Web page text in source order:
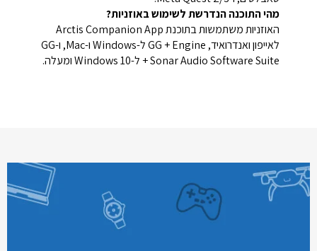
מהי התוכנה הנדרשת לשימוש באוזניות?
האוזניות משתמשות בתוכנת Arctis Companion App
לאייפון ואנדרואיד, GG + Engine ל-Windows ו-Mac, ו-GG
+ Sonar Audio Software Suite ל-Windows 10 ומעלה.